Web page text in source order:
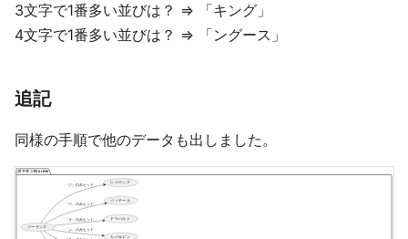
3文字で1番多い並びは？ => 「キング」
4文字で1番多い並びは？ => 「ングース」
追記
同様の手順で他のデータも出しました。